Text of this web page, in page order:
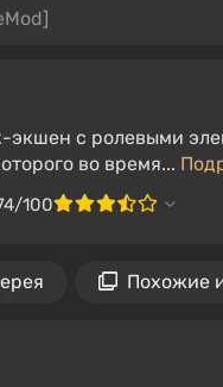
с ролевыми
во время...
100
Похожие